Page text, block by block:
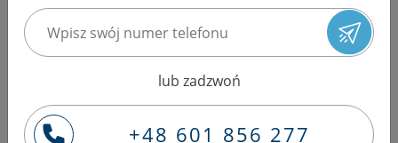
11/2005 BNA
AUDI A6 2.0 TDI Avant 4F5, C6 2.0 89 09/2005 - 06/2006
BVG
MITSHUBISHI Grandis 2.0 DI-D 2.0 100 - 103 06/2005 -
11/2010 B...
lub zadzwoń
+48 601 856 277